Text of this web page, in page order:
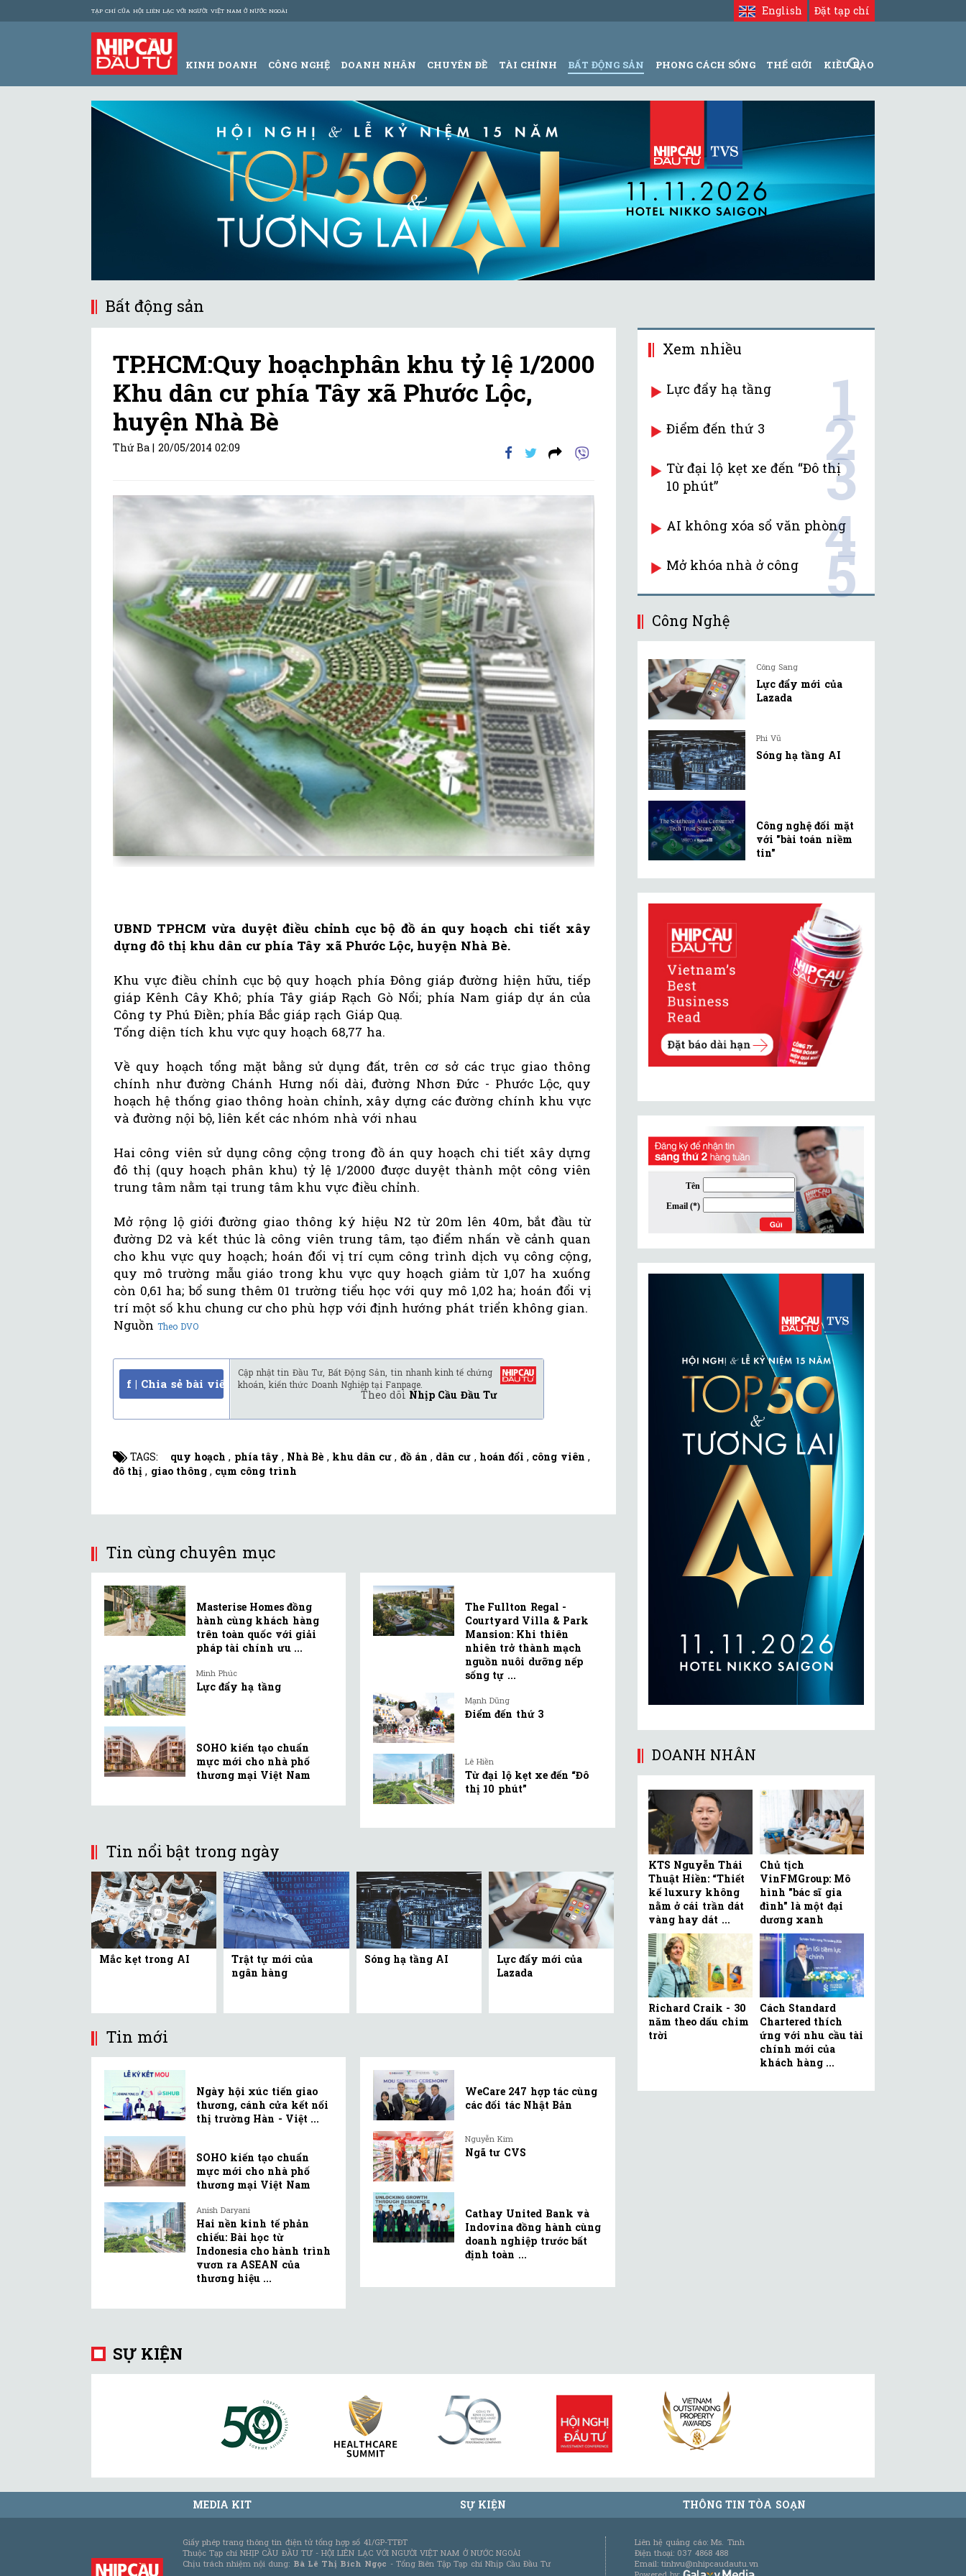
TẠP CHÍ CỦA HỘI LIÊN LẠC VỚI NGƯỜI VIỆT NAM Ở NƯỚC NGOÀI Đặt tạp chí
English
KINH DOANH CÔNG NGHỆ DOANH NHÂN CHUYÊN ĐỀ TÀI CHÍNH BẤT ĐỘNG SẢN PHONG CÁCH SỐNG THẾ GIỚI KIỀU BÀO
Bất động sản
TP.HCM:Quy hoạchphân khu tỷ lệ 1/2000
Khu dân cư phía Tây xã Phước Lộc,
huyện Nhà Bè
Thứ Ba | 20/05/2014 02:09
UBND TPHCM vừa duyệt điều chỉnh cục bộ đồ án quy hoạch chi tiết xây
dựng đô thị khu dân cư phía Tây xã Phước Lộc, huyện Nhà Bè.
Khu vực điều chỉnh cục bộ quy hoạch phía Đông giáp đường hiện hữu, tiếp
giáp Kênh Cây Khô; phía Tây giáp Rạch Gò Nổi; phía Nam giáp dự án của
Công ty Phú Điền; phía Bắc giáp rạch Giáp Quạ.
Tổng diện tích khu vực quy hoạch 68,77 ha.
Về quy hoạch tổng mặt bằng sử dụng đất, trên cơ sở các trục giao thông
chính như đường Chánh Hưng nối dài, đường Nhơn Đức - Phước Lộc, quy
hoạch hệ thống giao thông hoàn chỉnh, xây dựng các đường chính khu vực
và đường nội bộ, liên kết các nhóm nhà với nhau
Hai công viên sử dụng công cộng trong đồ án quy hoạch chi tiết xây dựng
đô thị (quy hoạch phân khu) tỷ lệ 1/2000 được duyệt thành một công viên
trung tâm nằm tại trung tâm khu vực điều chỉnh.
Mở rộng lộ giới đường giao thông ký hiệu N2 từ 20m lên 40m, bắt đầu từ
đường D2 và kết thúc là công viên trung tâm, tạo điểm nhấn về cảnh quan
cho khu vực quy hoạch; hoán đổi vị trí cụm công trình dịch vụ công cộng,
quy mô trường mẫu giáo trong khu vực quy hoạch giảm từ 1,07 ha xuống
còn 0,61 ha; bổ sung thêm 01 trường tiểu học với quy mô 1,02 ha; hoán đổi vị
trí một số khu chung cư cho phù hợp với định hướng phát triển không gian.
NguồnTheo DVO
f | Chia sẻ bài viết
Cập nhật tin Đầu Tư, Bất Động Sản, tin nhanh kinh tế chứng
khoán, kiến thức Doanh Nghiệp tại Fanpage.
Theo dõi Nhịp Cầu Đầu Tư
TAGS: quy hoạch , phía tây , Nhà Bè , khu dân cư , đồ án , dân cư , hoán đổi , công viên ,
đô thị , giao thông, cụm công trình
Tin cùng chuyên mục
Masterise Homes đồng
hành cùng khách hàng
trên toàn quốc với giải
pháp tài chính ưu ...
Minh Phúc
Lực đẩy hạ tầng
SOHO kiến tạo chuẩn
mực mới cho nhà phố
thương mại Việt Nam
The Fullton Regal -
Courtyard Villa & Park
Mansion: Khi thiên
nhiên trở thành mạch
nguồn nuôi dưỡng nếp
sống tự ...
Mạnh Dũng
Điểm đến thứ 3
Lê Hiền
Từ đại lộ kẹt xe đến “Đô
thị 10 phút”
Tin nổi bật trong ngày
Mắc kẹt trong AI
Trật tự mới của
ngân hàng
Sóng hạ tầng AI
Lực đẩy mới của
Lazada
Tin mới
Ngày hội xúc tiến giao
thương, cánh cửa kết nối
thị trường Hàn - Việt ...
SOHO kiến tạo chuẩn
mực mới cho nhà phố
thương mại Việt Nam
Anish Daryani
Hai nền kinh tế phản
chiếu: Bài học từ
Indonesia cho hành trình
vươn ra ASEAN của
thương hiệu ...
WeCare 247 hợp tác cùng
các đối tác Nhật Bản
Nguyễn Kim
Ngã tư CVS
Cathay United Bank và
Indovina đồng hành cùng
doanh nghiệp trước bất
định toàn ...
Xem nhiều
Lực đẩy hạ tầng 1
Điểm đến thứ 3 2
Từ đại lộ kẹt xe đến “Đô thị
10 phút”
3
AI không xóa sổ văn phòng
4
Mở khóa nhà ở công 5
Công Nghệ
Công Sang
Lực đẩy mới của
Lazada
Phi Vũ
Sóng hạ tầng AI
Công nghệ đối mặt
với "bài toán niềm
tin"
DOANH NHÂN
KTS Nguyễn Thái
Thuật Hiền: “Thiết
kế luxury không
nằm ở cái trần dát
vàng hay dát ...
Chủ tịch
VinFMGroup: Mô
hình "bác sĩ gia
đình" là một đại
dương xanh
Richard Craik - 30
năm theo dấu chim
trời
Cách Standard
Chartered thích
ứng với nhu cầu tài
chính mới của
khách hàng ...
SỰ KIỆN
MEDIA KIT SỰ KIỆN THÔNG TIN TÒA SOẠN
Giấy phép trang thông tin điện tử tổng hợp số 41/GP-TTĐT
Thuộc Tạp chí NHỊP CẦU ĐẦU TƯ - HỘI LIÊN LẠC VỚI NGƯỜI VIỆT NAM Ở NƯỚC NGOÀI
Chịu trách nhiệm nội dung: Bà Lê Thị Bích Ngọc - Tổng Biên Tập Tạp chí Nhịp Cầu Đầu Tư
Liên hệ quảng cáo: Ms. Tình
Điện thoại: 037 4868 488
Email: tinhvu@nhipcaudautu.vn